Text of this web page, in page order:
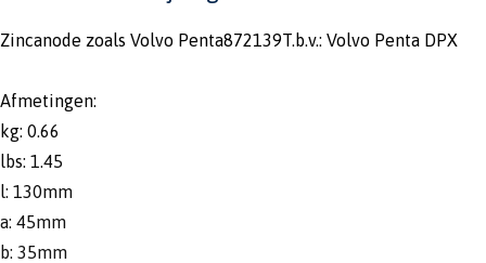
Zincanode zoals Volvo Penta872139T.b.v.: Volvo Penta DPX
Afmetingen:
kg: 0.66
lbs: 1.45
l: 130mm
a: 45mm
b: 35mm